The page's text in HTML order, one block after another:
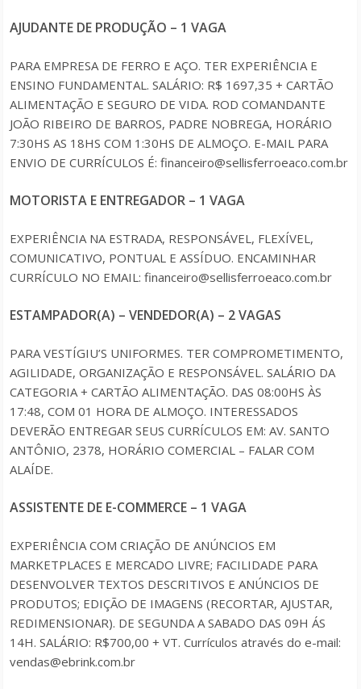
AJUDANTE DE PRODUÇÃO – 1 VAGA
PARA EMPRESA DE FERRO E AÇO. TER EXPERIÊNCIA E
ENSINO FUNDAMENTAL. SALÁRIO: R$ 1697,35 + CARTÃO
ALIMENTAÇÃO E SEGURO DE VIDA. ROD COMANDANTE
JOÃO RIBEIRO DE BARROS, PADRE NOBREGA, HORÁRIO
7:30HS AS 18HS COM 1:30HS DE ALMOÇO. E-MAIL PARA
ENVIO DE CURRÍCULOS É: financeiro@sellisferroeaco.com.br
MOTORISTA E ENTREGADOR – 1 VAGA
EXPERIÊNCIA NA ESTRADA, RESPONSÁVEL, FLEXÍVEL,
COMUNICATIVO, PONTUAL E ASSÍDUO. ENCAMINHAR
CURRÍCULO NO EMAIL: financeiro@sellisferroeaco.com.br
ESTAMPADOR(A) – VENDEDOR(A) – 2 VAGAS
PARA VESTÍGIU’S UNIFORMES. TER COMPROMETIMENTO,
AGILIDADE, ORGANIZAÇÃO E RESPONSÁVEL. SALÁRIO DA
CATEGORIA + CARTÃO ALIMENTAÇÃO. DAS 08:00HS ÀS
17:48, COM 01 HORA DE ALMOÇO. INTERESSADOS
DEVERÃO ENTREGAR SEUS CURRÍCULOS EM: AV. SANTO
ANTÔNIO, 2378, HORÁRIO COMERCIAL – FALAR COM
ALAÍDE.
ASSISTENTE DE E-COMMERCE – 1 VAGA
EXPERIÊNCIA COM CRIAÇÃO DE ANÚNCIOS EM
MARKETPLACES E MERCADO LIVRE; FACILIDADE PARA
DESENVOLVER TEXTOS DESCRITIVOS E ANÚNCIOS DE
PRODUTOS; EDIÇÃO DE IMAGENS (RECORTAR, AJUSTAR,
REDIMENSIONAR). DE SEGUNDA A SABADO DAS 09H ÁS
14H. SALÁRIO: R$700,00 + VT. Currículos através do e-mail:
vendas@ebrink.com.br